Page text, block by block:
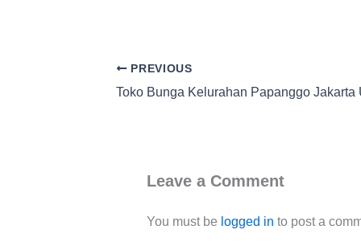
PREVIOUS
Toko Bunga Kelurahan Papanggo Jakarta
Leave a Comment
You must be logged in to post a